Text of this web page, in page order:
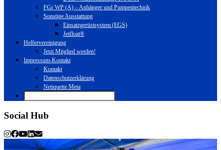
FGr WP (A) – Anhänger und Pumpentechnik
Sonstige Ausstattung
Einsatzgerüstsystem (EGS)
Jetfloat®
Helfervereinigung
Jetzt Mitglied werden!
Impressum-Kontakt
Kontakt
Datenschutzerklärung
Netiquette Meta
Social Hub